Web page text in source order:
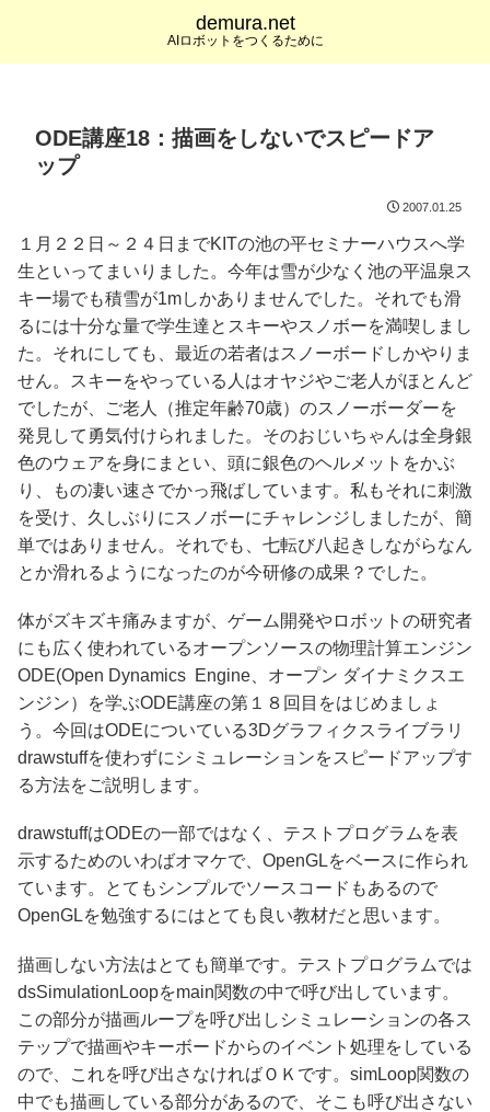
demura.net
AIロボットをつくるために
ODE講座18：描画をしないでスピードア
ップ
2007.01.25
１月２２日～２４日までKITの池の平セミナーハウスへ学
生といってまいりました。今年は雪が少なく池の平温泉ス
キー場でも積雪が1mしかありませんでした。それでも滑
るには十分な量で学生達とスキーやスノボーを満喫しまし
た。それにしても、最近の若者はスノーボードしかやりま
せん。スキーをやっている人はオヤジやご老人がほとんど
でしたが、ご老人（推定年齢70歳）のスノーボーダーを
発見して勇気付けられました。そのおじいちゃんは全身銀
色のウェアを身にまとい、頭に銀色のヘルメットをかぶ
り、もの凄い速さでかっ飛ばしています。私もそれに刺激
を受け、久しぶりにスノボーにチャレンジしましたが、簡
単ではありません。それでも、七転び八起きしながらなん
とか滑れるようになったのが今研修の成果？でした。
体がズキズキ痛みますが、ゲーム開発やロボットの研究者
にも広く使われているオープンソースの物理計算エンジン
ODE(Open Dynamics Engine、オープン ダイナミクスエ
ンジン）を学ぶODE講座の第１８回目をはじめましょ
う。今回はODEについている3Dグラフィクスライブラリ
drawstuffを使わずにシミュレーションをスピードアップす
る方法をご説明します。
drawstuffはODEの一部ではなく、テストプログラムを表
示するためのいわばオマケで、OpenGLをベースに作られ
ています。とてもシンプルでソースコードもあるので
OpenGLを勉強するにはとても良い教材だと思います。
描画しない方法はとても簡単です。テストプログラムでは
dsSimulationLoopをmain関数の中で呼び出しています。
この部分が描画ループを呼び出しシミュレーションの各ス
テップで描画やキーボードからのイベント処理をしている
ので、これを呼び出さなければＯＫです。simLoop関数の
中でも描画している部分があるので、そこも呼び出さない